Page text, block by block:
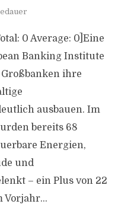
0 Average: 0]Eine
Banking Institute
ihre
ausbauen. Im
bereits 68
Energien,
und
– ein Plus von 22
Vorjahr...